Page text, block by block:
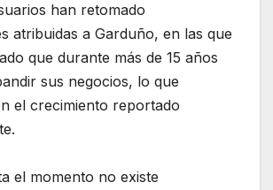
han retomado
atribuidas a Garduño, en las que
que durante más de 15 años
sus negocios, lo que
el crecimiento reportado
el momento no existe